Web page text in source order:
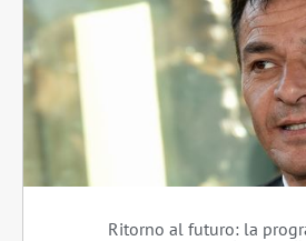
Ritorno al futuro: la